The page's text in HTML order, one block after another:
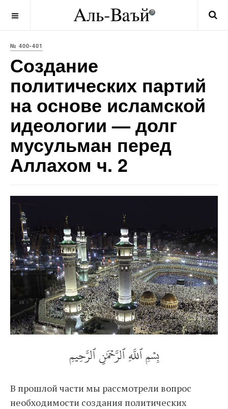
№ 400-401
Создание
политических партий
на основе исламской
идеологии — долг
мусульман перед
Аллахом ч. 2
بِسۡمِ ٱللَّهِ ٱلرَّحۡمَٰنِ ٱلرَّحِيمِ
В прошлой части мы рассмотрели вопрос
необходимости создания политических